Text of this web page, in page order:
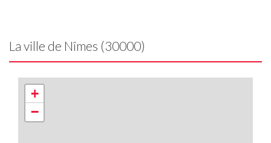
La ville de Nîmes (30000)
+
−